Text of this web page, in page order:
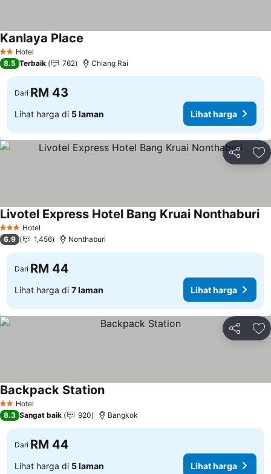
2 Bintang
Hotel
Kanlaya Place
8.5 Terbaik 762 Chiang Rai
Dari RM 43
Lihat harga di 5 laman Lihat harga
Kongsi
3 BintangHotel
Livotel Express Hotel Bang Kruai Nonthaburi
6.9 1,456 Nonthaburi
Dari RM 44
Lihat harga di 7 laman Lihat harga
Kongsi
2 Bintang
Hotel
Backpack StationLihat harga
8.3 Sangat baik 920 Bangkok
Dari RM 44
Lihat harga di 5 laman Lihat harga